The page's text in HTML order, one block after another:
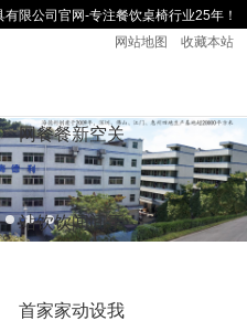
限公司官网-专注餐饮桌椅行业25年！
收藏本站
网站地图
网
站
首
餐
饮
家
餐
饮
家
新
闻
动
空
间
设
关
于
我